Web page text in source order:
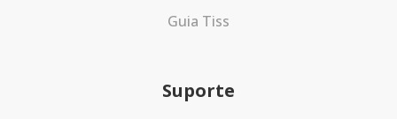
Guia Tiss
Suporte